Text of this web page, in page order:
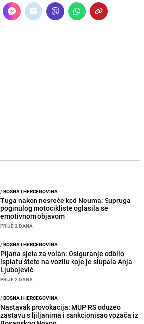
/BOSNA I HERCEGOVINA
Tuga nakon nesreće kod Neuma: Supruga
poginulog motocikliste oglasila se
emotivnom objavom
PRIJE 2 DANA
/BOSNA I HERCEGOVINA
Pijana sjela za volan: Osiguranje odbilo
isplatu štete na vozilu koje je slupala Anja
Ljubojević
PRIJE 2 DANA
/BOSNA I HERCEGOVINA
Nastavak provokacija: MUP RS oduzeo
zastavu s ljiljanima i sankcionisao vozača iz